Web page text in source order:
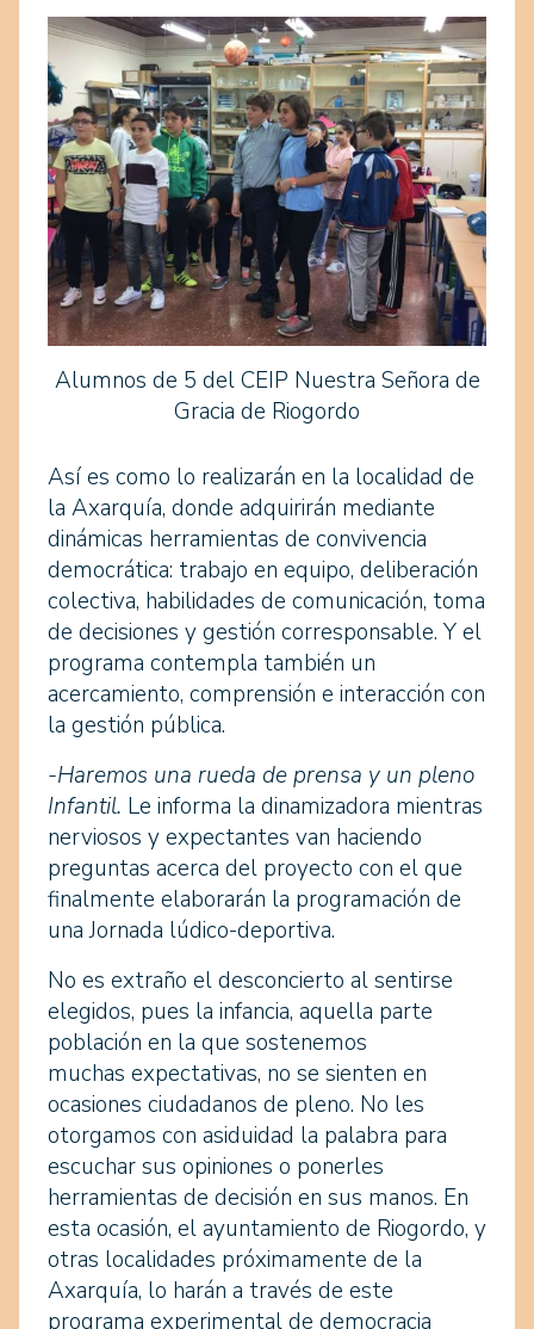
Alumnos de 5 del CEIP Nuestra Señora de
Gracia de Riogordo
Así es como lo realizarán en la localidad de
la Axarquía, donde adquirirán mediante
dinámicas herramientas de convivencia
democrática: trabajo en equipo, deliberación
colectiva, habilidades de comunicación, toma
de decisiones y gestión corresponsable. Y el
programa contempla también un
acercamiento, comprensión e interacción con
la gestión pública.
-Haremos una rueda de prensa y un pleno
Infantil. Le informa la dinamizadora mientras
nerviosos y expectantes van haciendo
preguntas acerca del proyecto con el que
finalmente elaborarán la programación de
una Jornada lúdico-deportiva.
No es extraño el desconcierto al sentirse
elegidos, pues la infancia, aquella parte
población en la que sostenemos
muchas expectativas, no se sienten en
ocasiones ciudadanos de pleno. No les
otorgamos con asiduidad la palabra para
escuchar sus opiniones o ponerles
herramientas de decisión en sus manos. En
esta ocasión, el ayuntamiento de Riogordo, y
otras localidades próximamente de la
Axarquía, lo harán a través de este
programa experimental de democracia